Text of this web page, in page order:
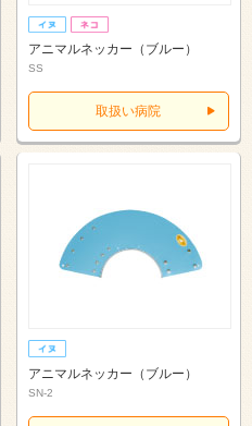
アニマルネッカー（ブルー）
SS
取扱い病院
アニマルネッカー（ブルー）
SN-2